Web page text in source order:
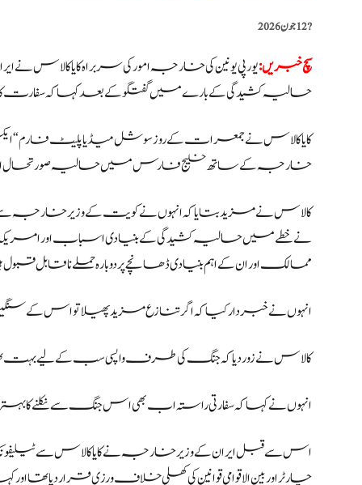
?️12 جون 2026
سچ خبریں:یورپی یونین کی خارجہ امور کی سربراہ کایا
حالیہ کشیدگی کے بارے میں گفتگو کے بعد کہا کہ سفارت
کایا کالاس نے جمعرات کے روز سوشل میڈیا پلیٹ فارم
خارجہ کے ساتھ خلیج فارس میں حالیہ صورتحال اور
کالاس نے مزید بتایا کہ انہوں نے کویت کے وزیر خارجہ سے
نے خطے میں حالیہ کشیدگی کے بنیادی اسباب اور امریکہ کی
ممالک اور ان کے اہم بنیادی ڈھانچے پر دوبارہ حملے ناقابل قبول
انہوں نے خبردار کیا کہ اگر تنازع مزید پھیلا تو اس کے
کالاس نے زور دیا کہ جنگ کی طرف واپسی سب کے لیے بہت
انہوں نے کہا کہ سفارتی راستہ اب بھی اس جنگ سے نکلنے کا
اس سے قبل ایران کے وزیر خارجہ نے کایا کالاس سے
چارٹر اور بین الاقوامی قوانین کی کھلی خلاف ورزی قرار دیا